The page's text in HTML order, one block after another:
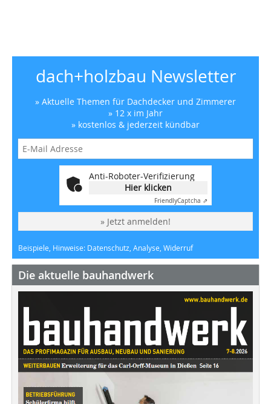
dach+holzbau Newsletter
» Aktuelle Themen für Dachdecker und Zimmerer
» 12 x im Jahr
» kostenlos & jederzeit kündbar
Anti-Roboter-Verifizierung
Hier klicken
FriendlyCaptcha ⇗
» Jetzt anmelden!
Beispiele, Hinweise: Datenschutz, Analyse, Widerruf
Die aktuelle bauhandwerk